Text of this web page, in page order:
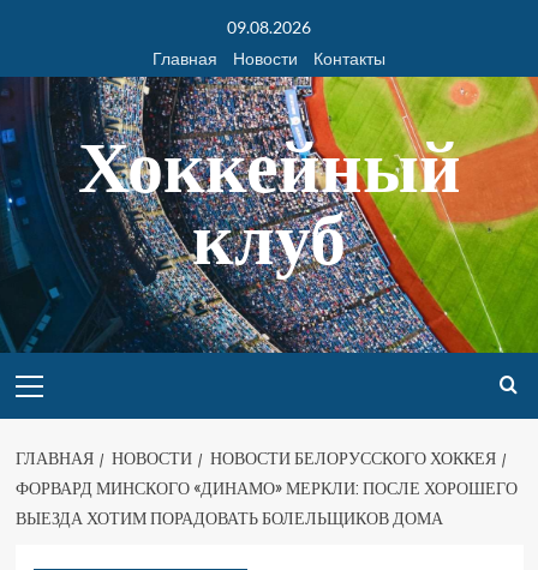
09.08.2026
Главная
Новости Контакты
Хоккейный
клуб
ГЛАВНАЯ НОВОСТИ
НОВОСТИ БЕЛОРУССКОГО ХОККЕЯ
ФОРВАРД МИНСКОГО «ДИНАМО» МЕРКЛИ: ПОСЛЕ ХОРОШЕГО
ВЫЕЗДА ХОТИМ ПОРАДОВАТЬ БОЛЕЛЬЩИКОВ ДОМА